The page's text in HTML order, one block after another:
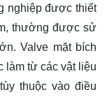
nghiệp được thiết
thường được sử
Valve mặt bích
làm từ các vật liệu
thuộc vào điều